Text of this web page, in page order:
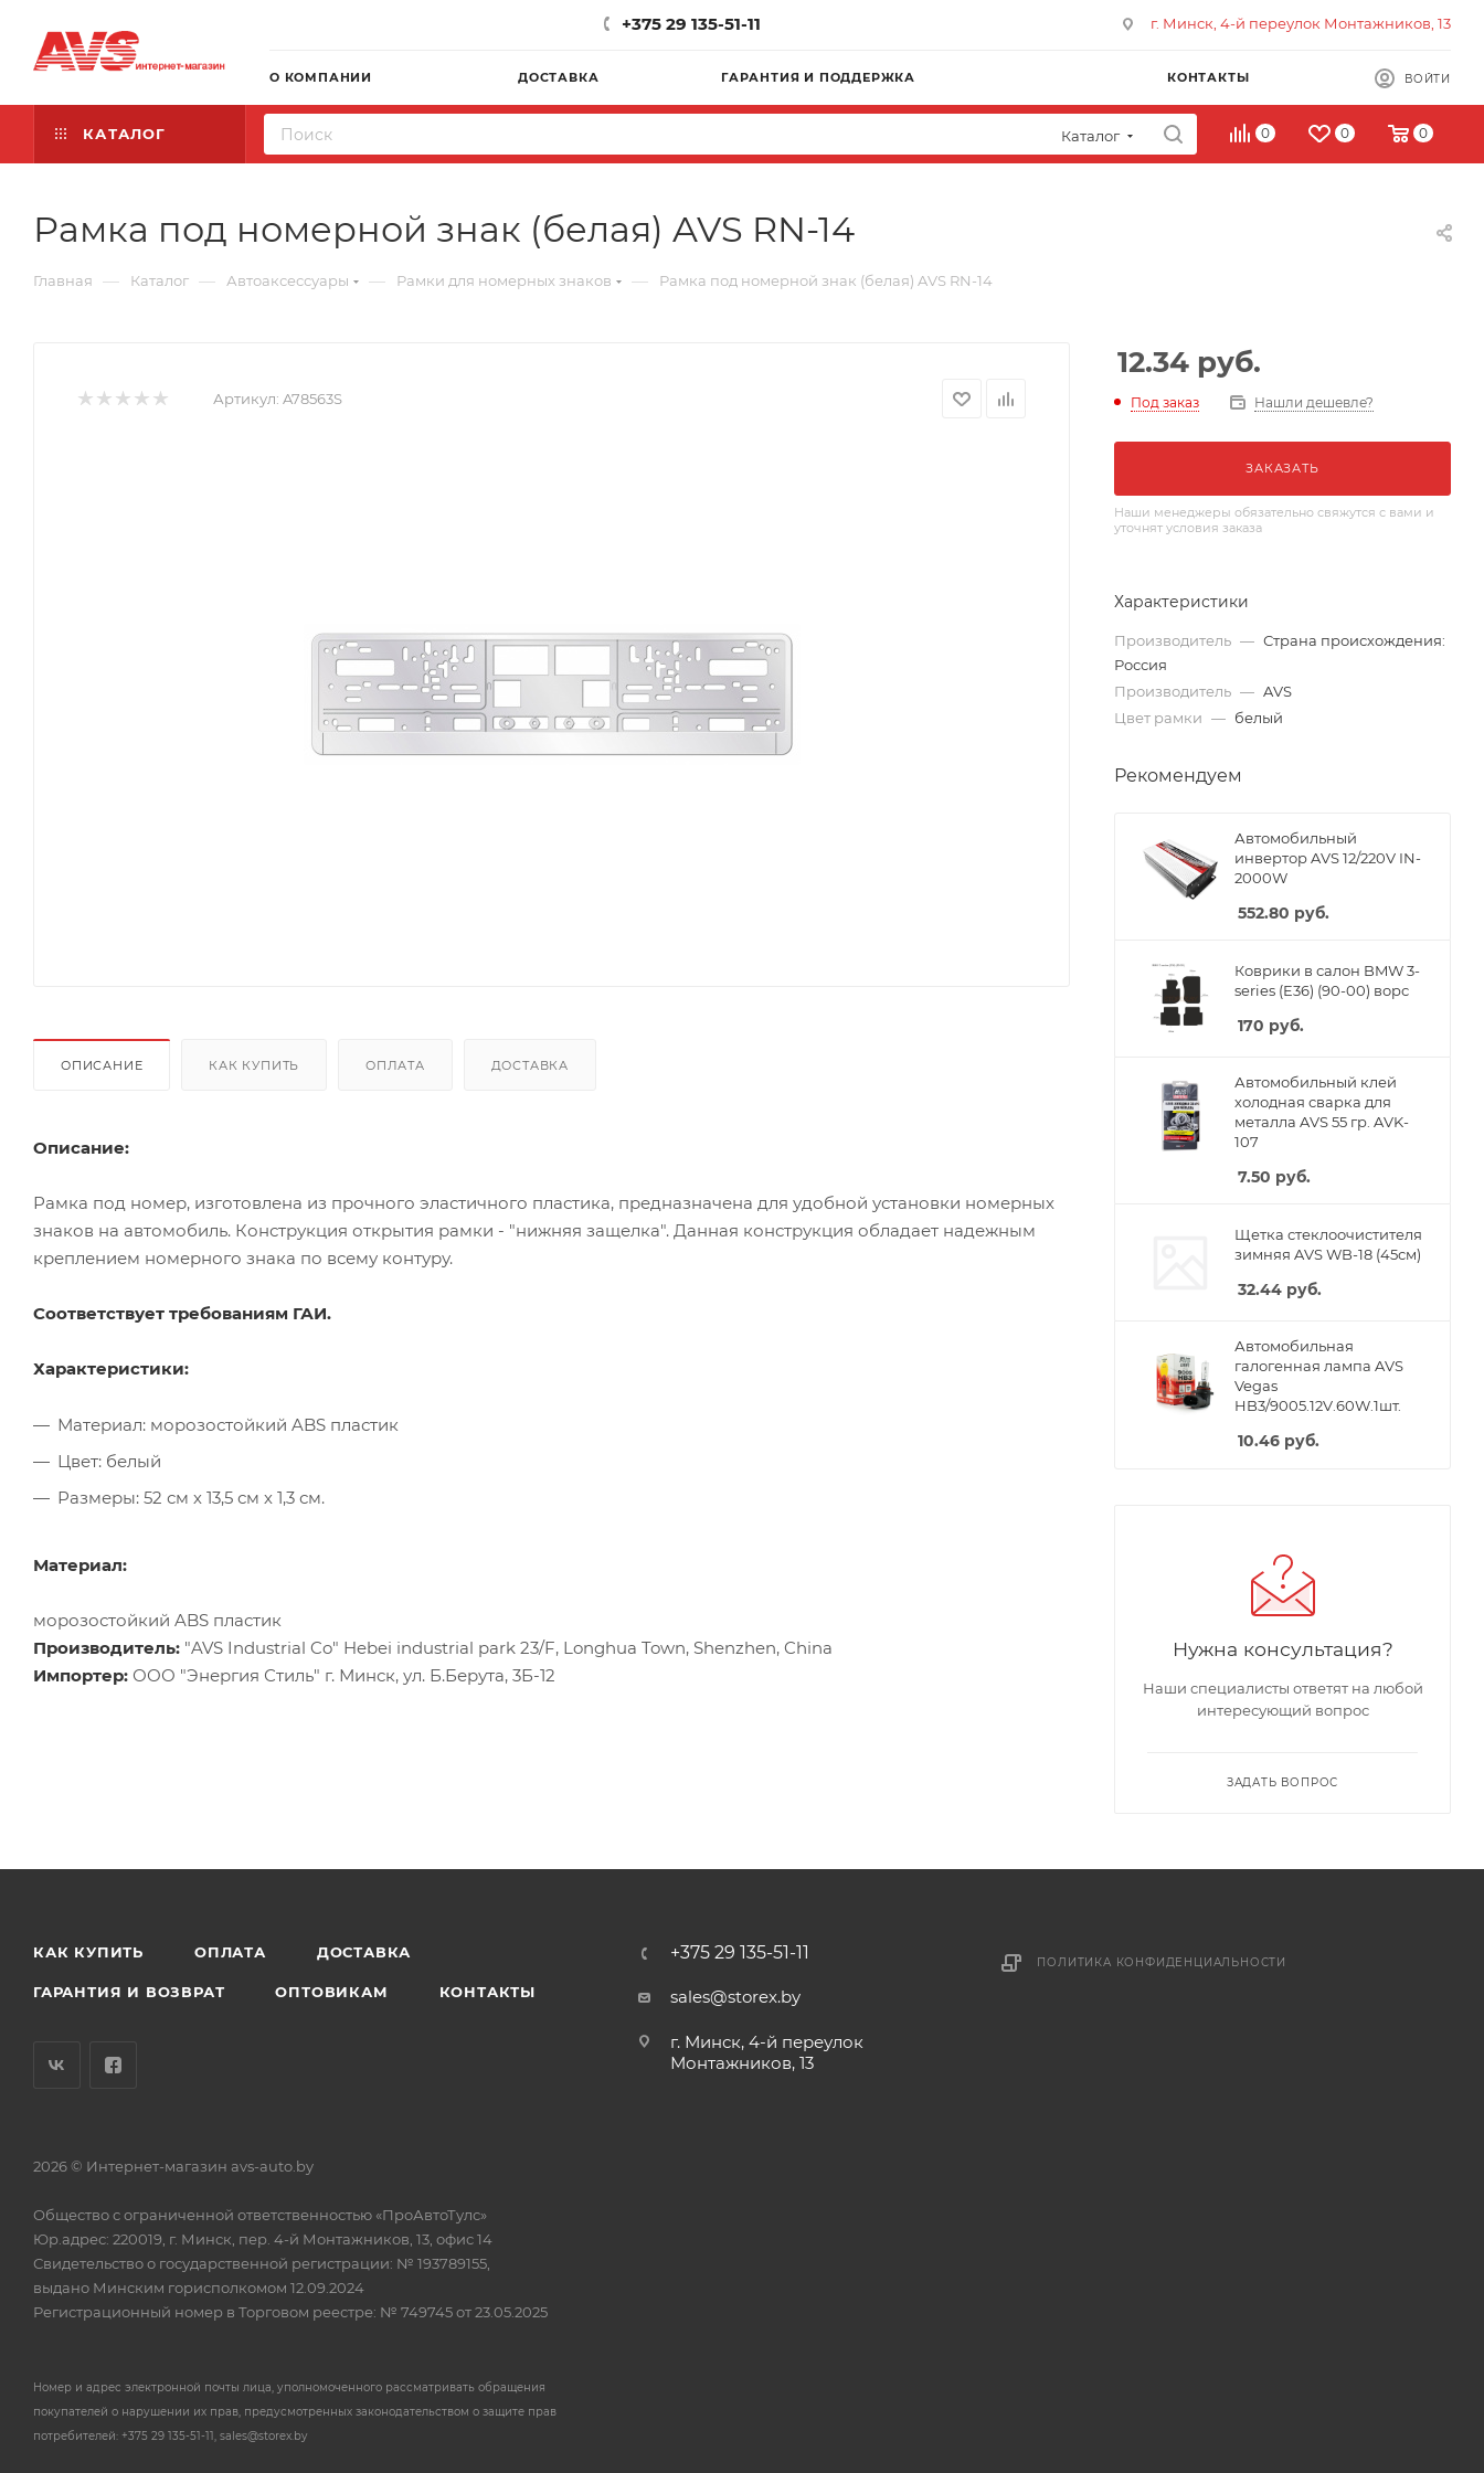
+375 29 135-51-11 г. Минск, 4-й переулок Монтажников, 13
О КОМПАНИИ ДОСТАВКА ГАРАНТИЯ И ПОДДЕРЖКА КОНТАКТЫ ВОЙТИ
КАТАЛОГ Каталог 0 0 0
Рамка под номерной знак (белая) AVS RN-14
Главная — Каталог — Автоаксессуары — Рамки для номерных знаков — Рамка под номерной знак (белая) AVS RN-14
Артикул: A78563S
ОПИСАНИЕ КАК КУПИТЬ ОПЛАТА ДОСТАВКА
Описание:
Рамка под номер, изготовлена из прочного эластичного пластика, предназначена для удобной установки номерных
знаков на автомобиль. Конструкция открытия рамки - "нижняя защелка". Данная конструкция обладает надежным
креплением номерного знака по всему контуру.
Соответствует требованиям ГАИ.
Характеристики:
Материал: морозостойкий ABS пластик
Цвет: белый
Размеры: 52 см х 13,5 см х 1,3 см.
Материал:
морозостойкий ABS пластик
Производитель: "AVS Industrial Co" Hebei industrial park 23/F, Longhua Town, Shenzhen, China
Импортер: ООО "Энергия Стиль" г. Минск, ул. Б.Берута, 3Б-12
12.34 руб.
Под заказ Нашли дешевле?
ЗАКАЗАТЬ
Наши менеджеры обязательно свяжутся с вами и
уточнят условия заказа
Характеристики
Производитель — Страна происхождения:
Россия
Производитель — AVS
Цвет рамки — белый
Рекомендуем
Автомобильный
инвертор AVS 12/220V IN-
2000W
552.80 руб.
Коврики в салон BMW 3-
series (E36) (90-00) ворс
170 руб.
Автомобильный клей
холодная сварка для
металла AVS 55 гр. AVK-
107
7.50 руб.
Щетка стеклоочистителя
зимняя AVS WB-18 (45см)
32.44 руб.
Автомобильная
галогенная лампа AVS
Vegas
HB3/9005.12V.60W.1шт.
10.46 руб.
Нужна консультация?
Наши специалисты ответят на любой
интересующий вопрос
ЗАДАТЬ ВОПРОС
КАК КУПИТЬ ОПЛАТА ДОСТАВКА
ГАРАНТИЯ И ВОЗВРАТ ОПТОВИКАМ КОНТАКТЫ
+375 29 135-51-11
sales@storex.by
г. Минск, 4-й переулок
Монтажников, 13
ПОЛИТИКА КОНФИДЕНЦИАЛЬНОСТИ
2026 © Интернет-магазин avs-auto.by
Общество с ограниченной ответственностью «ПроАвтоТулс»
Юр.адрес: 220019, г. Минск, пер. 4-й Монтажников, 13, офис 14
Свидетельство о государственной регистрации: № 193789155,
выдано Минским горисполкомом 12.09.2024
Регистрационный номер в Торговом реестре: № 749745 от 23.05.2025
Номер и адрес электронной почты лица, уполномоченного рассматривать обращения
покупателей о нарушении их прав, предусмотренных законодательством о защите прав
потребителей: +375 29 135-51-11, sales@storex.by